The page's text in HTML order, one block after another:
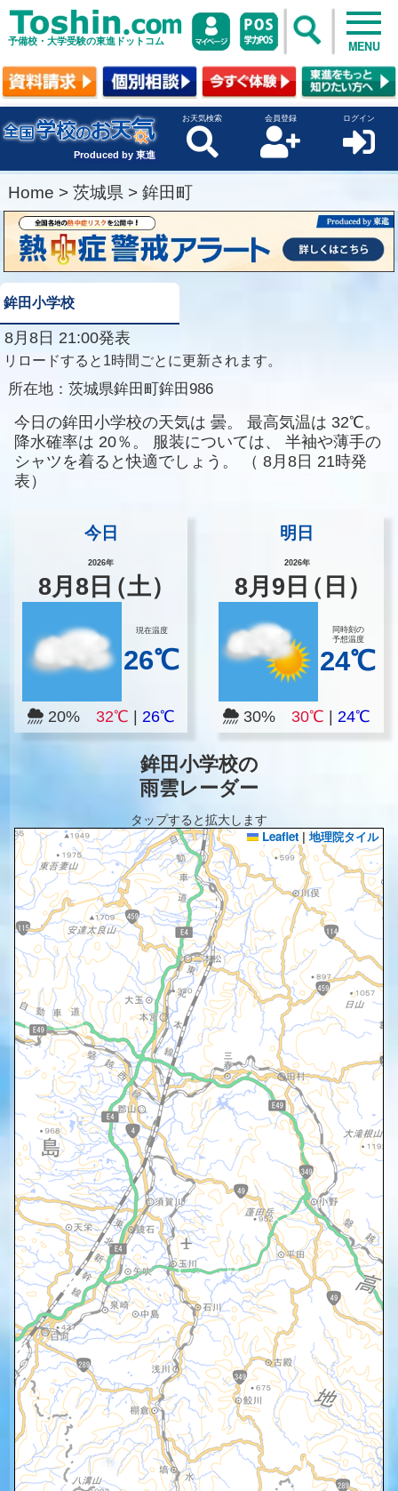
予備校・大学受験の東進ドットコム MENU
Produced by 東進
お天気検索 会員登録 ログイン
Home > 茨城県 > 鉾田町
鉾田小学校
8月8日 21:00発表
リロードすると1時間ごとに更新されます。
所在地： 茨城県鉾田町鉾田986
今日の鉾田小学校の天気は 曇。 最高気温は 32℃。
降水確率は 20％。 服装については、
半袖や薄手の
シャツを着ると快適でしょう。
（ 8月8日 21時発
表）
今日
2026年
8月8 日（土）
現在温度
26℃
20% 32℃ 26℃
明日
2026年
8月 9 日（日）
同時刻の
予想温度
24℃
30%30℃ |24℃
鉾田小学校の
雨雲レーダー
タップすると拡大します
Leaflet | 地理院タイル